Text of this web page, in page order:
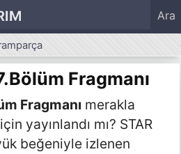
Ara
Fragmanı
Fragmanı merakla
yayınlandı mı? STAR
beğeniyle izlenen